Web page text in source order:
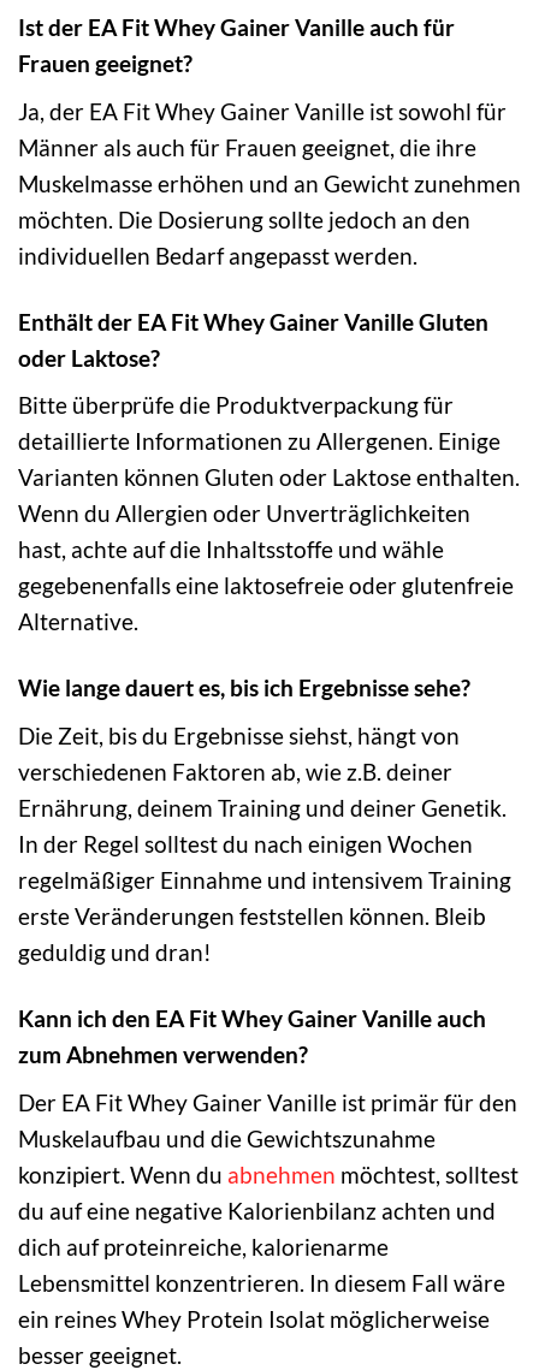
Ist der EA Fit Whey Gainer Vanille auch für
Frauen geeignet?
Ja, der EA Fit Whey Gainer Vanille ist sowohl für
Männer als auch für Frauen geeignet, die ihre
Muskelmasse erhöhen und an Gewicht zunehmen
möchten. Die Dosierung sollte jedoch an den
individuellen Bedarf angepasst werden.
Enthält der EA Fit Whey Gainer Vanille Gluten
oder Laktose?
Bitte überprüfe die Produktverpackung für
detaillierte Informationen zu Allergenen. Einige
Varianten können Gluten oder Laktose enthalten.
Wenn du Allergien oder Unverträglichkeiten
hast, achte auf die Inhaltsstoffe und wähle
gegebenenfalls eine laktosefreie oder glutenfreie
Alternative.
Wie lange dauert es, bis ich Ergebnisse sehe?
Die Zeit, bis du Ergebnisse siehst, hängt von
verschiedenen Faktoren ab, wie z.B. deiner
Ernährung, deinem Training und deiner Genetik.
In der Regel solltest du nach einigen Wochen
regelmäßiger Einnahme und intensivem Training
erste Veränderungen feststellen können. Bleib
geduldig und dran!
Kann ich den EA Fit Whey Gainer Vanille auch
zum Abnehmen verwenden?
Der EA Fit Whey Gainer Vanille ist primär für den
Muskelaufbau und die Gewichtszunahme
konzipiert. Wenn du abnehmen möchtest, solltest
du auf eine negative Kalorienbilanz achten und
dich auf proteinreiche, kalorienarme
Lebensmittel konzentrieren. In diesem Fall wäre
ein reines Whey Protein Isolat möglicherweise
besser geeignet.